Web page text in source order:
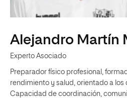
Alejandro Martín
Experto Asociado
Preparador físico profesional,
rendimiento y salud, orientado a los
Capacidad de coordinación,